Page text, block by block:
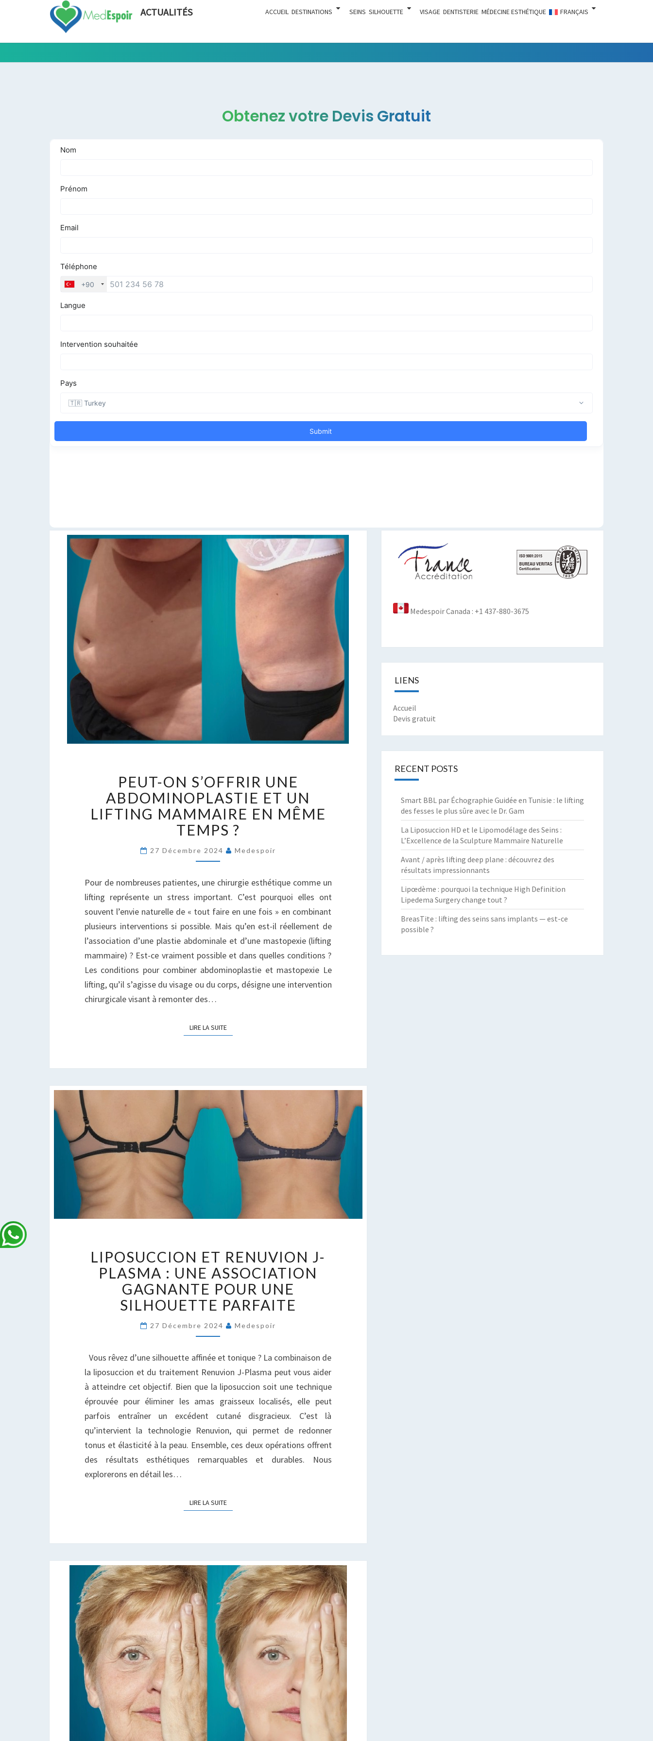
ACTUALITÉS ACCUEIL DESTINATIONS SEINS SILHOUETTE VISAGE DENTISTERIE MÉDECINE ESTHÉTIQUE FRANÇAIS
Tout Ce
Chirurgie
Esthétique
Obtenez votre Devis Gratuit
ON
S’OFFRIR
UNE
ABDOMINOPLASTIE
ET
LIFTING
EN
TEMPS
?
PEUT-ON S’OFFRIR UNE
ABDOMINOPLASTIE ET UN
LIFTING MAMMAIRE EN MÊME
TEMPS ?
27 Décembre 2024 Medespoir
Pour de nombreuses patientes, une chirurgie esthétique comme un
lifting représente un stress important. C’est pourquoi elles ont
souvent l’envie naturelle de « tout faire en une fois » en combinant
plusieurs interventions si possible. Mais qu’en est-il réellement de
l’association d’une plastie abdominale et d’une mastopexie (lifting
mammaire) ? Est-ce vraiment possible et dans quelles conditions ?
Les conditions pour combiner abdominoplastie et mastopexie Le
lifting, qu’il s’agisse du visage ou du corps, désigne une intervention
chirurgicale visant à remonter des…
LIRE LA SUITELIRE LA SUITE
ET
RENUVION
J-
PLASMA
ASSOCIATION
POUR
UNE
SILHOUETTE
PARFAITE
LIPOSUCCION ET RENUVION J-
PLASMA : UNE ASSOCIATION
GAGNANTE POUR UNE
SILHOUETTE PARFAITE
27 Décembre 2024 Medespoir
Vous rêvez d’une silhouette affinée et tonique ? La combinaison de
la liposuccion et du traitement Renuvion J-Plasma peut vous aider
à atteindre cet objectif. Bien que la liposuccion soit une technique
éprouvée pour éliminer les amas graisseux localisés, elle peut
parfois entraîner un excédent cutané disgracieux. C’est là
qu’intervient la technologie Renuvion, qui permet de redonner
tonus et élasticité à la peau. Ensemble, ces deux opérations offrent
des résultats esthétiques remarquables et durables. Nous
explorerons en détail les…
LIRE LA SUITELIRE LA SUITE
Medespoir Canada : +1 437-880-3675
LIENS
Accueil
Devis gratuit
RECENT POSTS
Smart BBL par Échographie Guidée en Tunisie : le lifting
des fesses le plus sûre avec le Dr. Gam
La Liposuccion HD et le Lipomodélage des Seins :
L’Excellence de la Sculpture Mammaire Naturelle
Avant / après lifting deep plane : découvrez des
résultats impressionnants
Lipœdème : pourquoi la technique High Definition
Lipedema Surgery change tout ?
BreasTite : lifting des seins sans implants — est-ce
possible ?